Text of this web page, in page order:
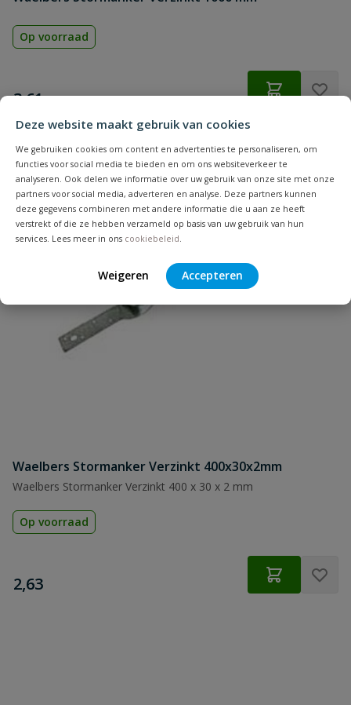
Deze website maakt gebruik van cookies
We gebruiken cookies om content en advertenties te personaliseren, om
functies voor social media te bieden en om ons websiteverkeer te
analyseren. Ook delen we informatie over uw gebruik van onze site met onze
partners voor social media, adverteren en analyse. Deze partners kunnen
deze gegevens combineren met andere informatie die u aan ze heeft
verstrekt of die ze hebben verzameld op basis van uw gebruik van hun
services. Lees meer in ons cookiebeleid.
Weigeren Accepteren
Op voorraad
€
3,61
Waelbers Stormanker Verzinkt 400x30x2mm
Waelbers Stormanker Verzinkt 400 x 30 x 2 mm
Op voorraad
€
2,63